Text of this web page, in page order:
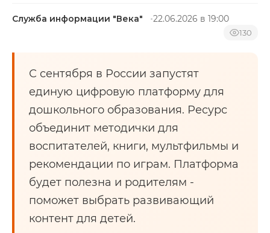
Служба информации "Века" 22.06.2026 в 19:00
130
С сентября в России запустят
единую цифровую платформу для
дошкольного образования. Ресурс
объединит методички для
воспитателей, книги, мультфильмы и
рекомендации по играм. Платформа
будет полезна и родителям -
поможет выбрать развивающий
контент для детей.